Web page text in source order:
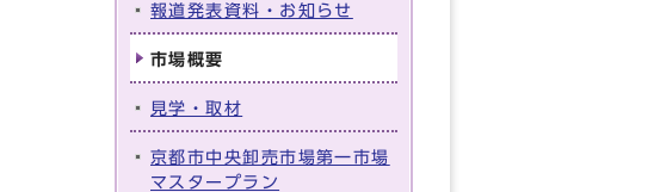
報道発表資料・お知らせ
市場概要
見学・取材
京都市中央卸売市場第一市場
マスタープラン